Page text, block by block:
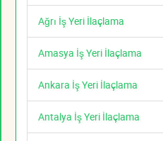
Ağrı İş Yeri İlaçlama
Amasya İş Yeri İlaçlama
Ankara İş Yeri İlaçlama
Antalya İş Yeri İlaçlama